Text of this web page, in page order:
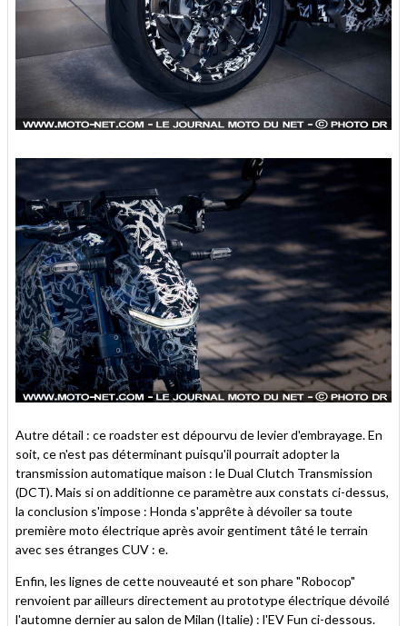
Autre détail : ce roadster est dépourvu de levier d'embrayage. En
soit, ce n'est pas déterminant puisqu'il pourrait adopter la
transmission automatique maison : le Dual Clutch Transmission
(DCT). Mais si on additionne ce paramètre aux constats ci-dessus,
la conclusion s'impose : Honda s'apprête à dévoiler sa toute
première moto électrique après avoir gentiment tâté le terrain
avec ses étranges CUV : e.
Enfin, les lignes de cette nouveauté et son phare "Robocop"
renvoient par ailleurs directement au prototype électrique dévoilé
l'automne dernier au salon de Milan (Italie) : l'EV Fun ci-dessous.